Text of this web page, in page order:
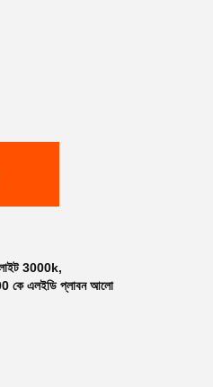
লাইট 3000k,
কে এলইডি প্লাবন আলো